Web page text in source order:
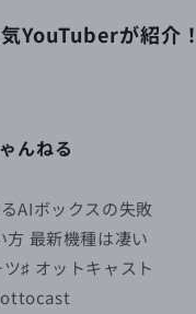
YouTuberが紹介！
んねる
AIボックスの失敗
方 最新機種は凄い
♯ オットキャスト